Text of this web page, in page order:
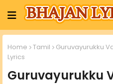
Home Tamil
Guruvayurukku
Lyrics
Guruvayurukku